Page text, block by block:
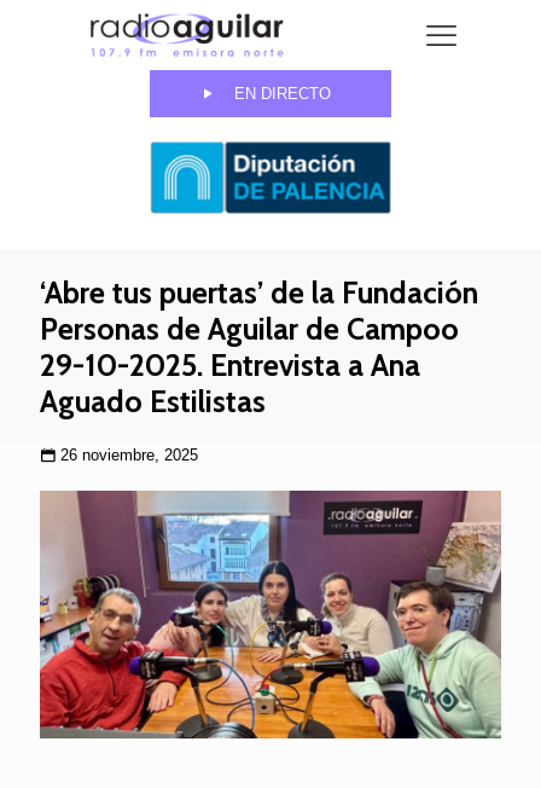
EN DIRECTO
‘Abre tus puertas’ de la Fundación
Personas de Aguilar de Campoo
29-10-2025. Entrevista a Ana
Aguado Estilistas
26 noviembre, 2025